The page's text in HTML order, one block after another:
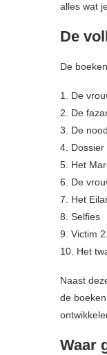
alles wat
De
De
1. De
2. De
3. De
4. Dossier
5. Het
6. De
7. Het
8. Selfies
9. Victim
10. Het
Naast
de
Waar